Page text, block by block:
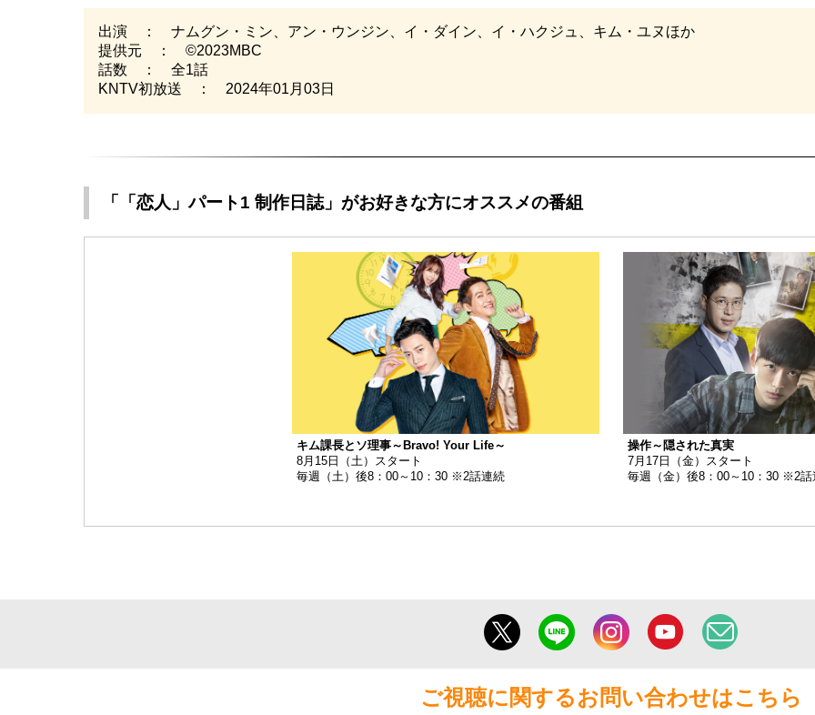
出演 ： ナムグン・ミン、アン・ウンジン、イ・ダイン、イ・ハクジュ、キム・ユヌほか
提供元 ： ©2023MBC
話数 ： 全1話
KNTV初放送 ： 2024年01月03日
「「恋人」パート1 制作日誌」がお好きな方にオススメの番組
キム課長とソ理事～Bravo! Your Life～
8月15日（土）スタート
毎週（土）後8：00～10：30 ※2話連続
操作～隠された真実
7月17日（金）スタート
毎週（金）後8：00～10：30 ※2話
ご視聴に関するお問い合わせはこちら